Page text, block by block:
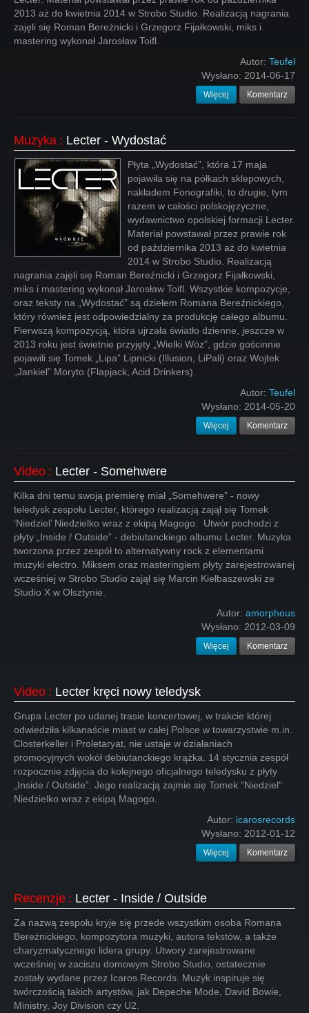
2013 aż do kwietnia 2014 w Strobo Studio. Realizacją nagrania
zajęli się Roman Bereźnicki i Grzegorz Fijałkowski, miks i
mastering wykonał Jarosław Toifl.
Autor: Teufel
Wysłano: 2014-06-17
Więcej Komentarz
Muzyka : Lecter - Wydostać
Płyta „Wydostać”, która 17 maja
pojawiła się na półkach sklepowych,
nakładem Fonografiki, to drugie, tym
razem w całości polskojęzyczne,
wydawnictwo opolskiej formacji Lecter.
Materiał powstawał przez prawie rok
od października 2013 aż do kwietnia
2014 w Strobo Studio. Realizacją
nagrania zajęli się Roman Bereźnicki i Grzegorz Fijałkowski,
miks i mastering wykonał Jarosław Toifl. Wszystkie kompozycje,
oraz teksty na „Wydostać” są dziełem Romana Bereźnickiego,
który również jest odpowiedzialny za produkcję całego albumu.
Pierwszą kompozycją, która ujrzała światło dzienne, jeszcze w
2013 roku jest świetnie przyjęty „Wielki Wóz”, gdzie gościnnie
pojawili się Tomek „Lipa” Lipnicki (Illusion, LiPali) oraz Wojtek
„Jankiel” Moryto (Flapjack, Acid Drinkers).
Autor: Teufel
Wysłano: 2014-05-20
Więcej Komentarz
Video : Lecter - Somehwere
Kilka dni temu swoją premierę miał „Somehwere” - nowy
teledysk zespołu Lecter, którego realizacją zajął się Tomek
‘Niedziel’ Niedzielko wraz z ekipą Magogo. Utwór pochodzi z
płyty „Inside / Outside” - debiutanckiego albumu Lecter. Muzyka
tworzona przez zespół to alternatywny rock z elementami
muzyki electro. Miksem oraz masteringiem płyty zarejestrowanej
wcześniej w Strobo Studio zajął się Marcin Kiełbaszewski ze
Studio X w Olsztynie.
Autor: amorphous
Wysłano: 2012-03-09
Więcej Komentarz
Video : Lecter kręci nowy teledysk
Grupa Lecter po udanej trasie koncertowej, w trakcie której
odwiedziła kilkanaście miast w całej Polsce w towarzystwie m.in.
Closterkeller i Proletaryat, nie ustaje w działaniach
promocyjnych wokół debiutanckiego krążka. 14 stycznia zespół
rozpocznie zdjęcia do kolejnego oficjalnego teledysku z płyty
„Inside / Outside”. Jego realizacją zajmie się Tomek "Niedziel"
Niedzielko wraz z ekipą Magogo.
Autor: icarosrecords
Wysłano: 2012-01-12
Więcej Komentarz
Recenzje : Lecter - Inside / Outside
Za nazwą zespołu kryje się przede wszystkim osoba Romana
Bereźnickiego, kompozytora muzyki, autora tekstów, a także
charyzmatycznego lidera grupy. Utwory zarejestrowane
wcześniej w zaciszu domowym Strobo Studio, ostatecznie
zostały wydane przez Icaros Records. Muzyk inspiruje się
twórczością takich artystów, jak Depeche Mode, David Bowie,
Ministry, Joy Division czy U2.